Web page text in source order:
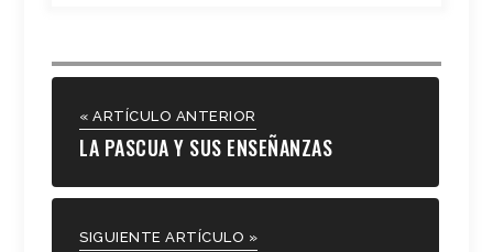
« ARTÍCULO ANTERIOR
LA PASCUA Y SUS ENSEÑANZAS
SIGUIENTE ARTÍCULO »